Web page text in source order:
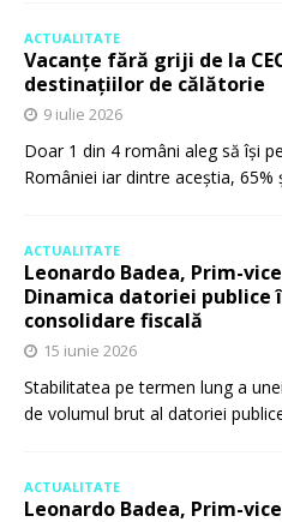
ACTUALITATE
Vacanțe fără griji de la
destinațiilor de călătorie
9 iulie 2026
Doar 1 din 4 români aleg să își
României iar dintre aceștia, 65%
ACTUALITATE
Leonardo Badea, Prim-
Dinamica datoriei publice
consolidare fiscală
15 iunie 2026
Stabilitatea pe termen lung a
de volumul brut al datoriei
ACTUALITATE
Leonardo Badea, Prim-